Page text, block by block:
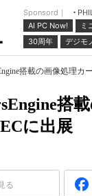
Sponsord｜
AI PC Now!
ミ
30周年
デジモ
搭載の画像処理カ
搭
に出展
る